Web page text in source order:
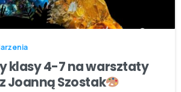
klasy 4-7 na warsztaty
Joanną Szostak